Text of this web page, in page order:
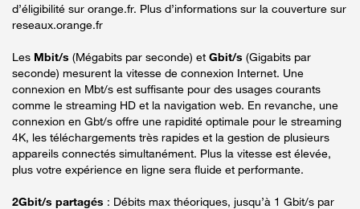
d’éligibilité sur orange.fr. Plus d’informations sur la couverture sur
reseaux.orange.fr
Les Mbit/s (Mégabits par seconde) et Gbit/s (Gigabits par
seconde) mesurent la vitesse de connexion Internet. Une
connexion en Mbt/s est suffisante pour des usages courants
comme le streaming HD et la navigation web. En revanche, une
connexion en Gbt/s offre une rapidité optimale pour le streaming
4K, les téléchargements très rapides et la gestion de plusieurs
appareils connectés simultanément. Plus la vitesse est élevée,
plus votre expérience en ligne sera fluide et performante.
2Gbit/s partagés : Débits max théoriques, jusqu’à 1 Gbit/s par